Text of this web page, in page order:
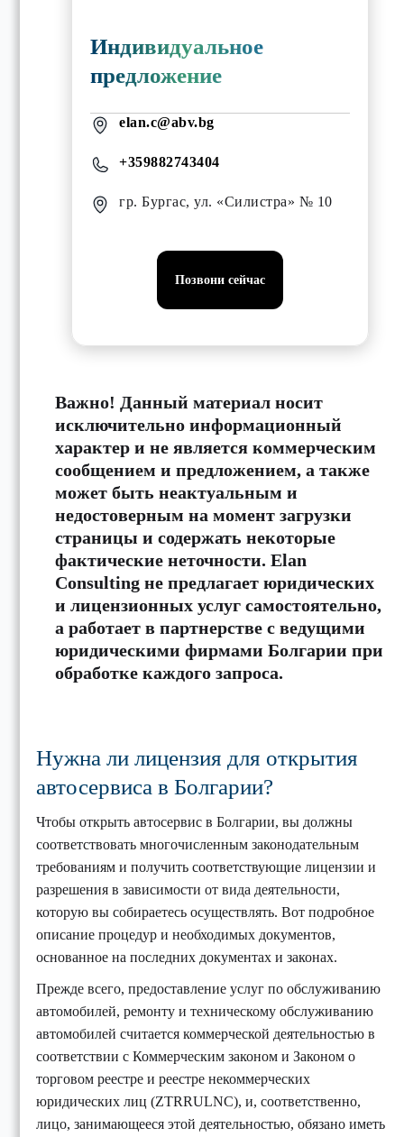
Индивидуальное
предложение
elan.c@abv.bg
+359882743404
гр. Бургас, ул. «Силистра» № 10
Позвони сейчас
Важно! Данный материал носит
исключительно информационный
характер и не является коммерческим
сообщением и предложением, а также
может быть неактуальным и
недостоверным на момент загрузки
страницы и содержать некоторые
фактические неточности. Elan
Consulting не предлагает юридических
и лицензионных услуг самостоятельно,
а работает в партнерстве с ведущими
юридическими фирмами Болгарии при
обработке каждого запроса.
Нужна ли лицензия для открытия
автосервиса в Болгарии?
Чтобы открыть автосервис в Болгарии, вы должны
соответствовать многочисленным законодательным
требованиям и получить соответствующие лицензии и
разрешения в зависимости от вида деятельности,
которую вы собираетесь осуществлять. Вот подробное
описание процедур и необходимых документов,
основанное на последних документах и законах.
Прежде всего, предоставление услуг по обслуживанию
автомобилей, ремонту и техническому обслуживанию
автомобилей считается коммерческой деятельностью в
соответствии с Коммерческим законом и Законом о
торговом реестре и реестре некоммерческих
юридических лиц (ZTRRULNC), и, соответственно,
лицо, занимающееся этой деятельностью, обязано иметь